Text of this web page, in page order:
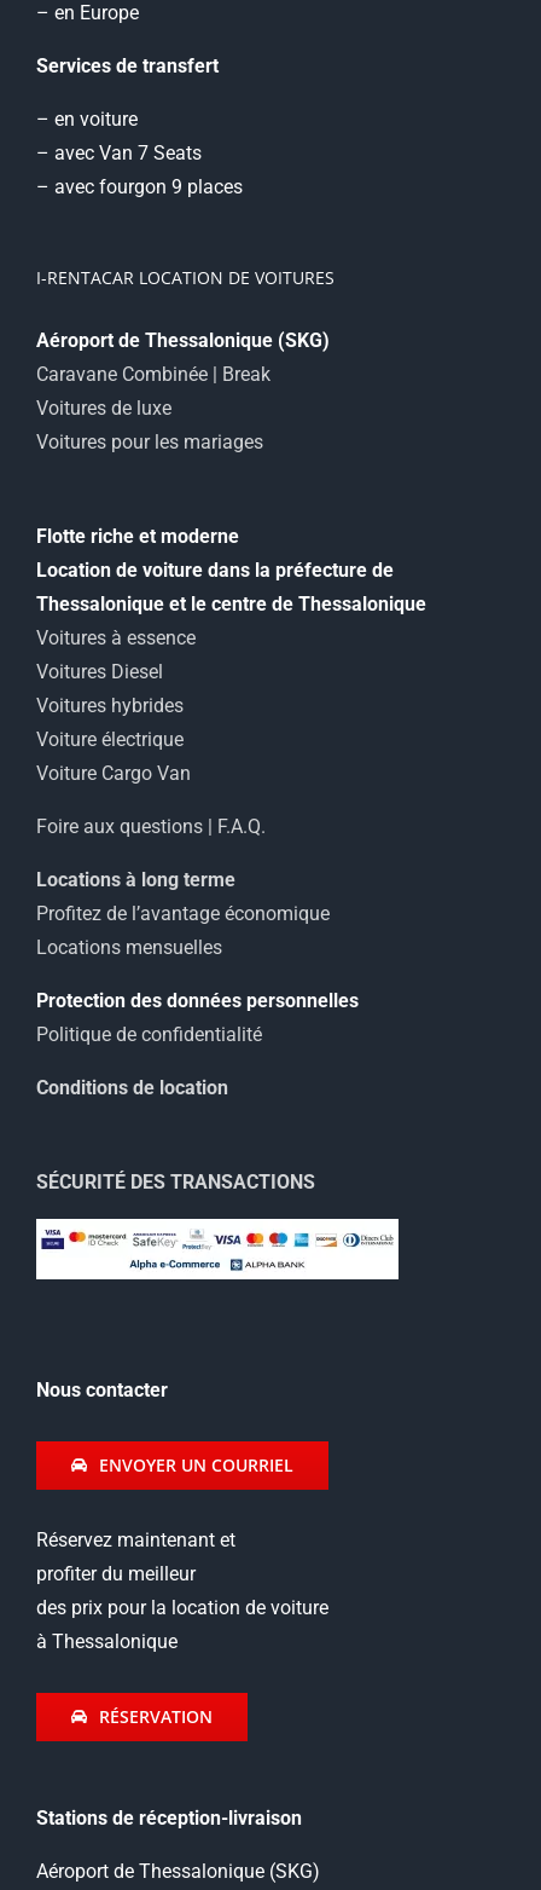
– en Europe
Services de transfert
– en voiture
– avec Van 7 Seats
– avec fourgon 9 places
I-RENTACAR LOCATION DE VOITURES
Aéroport de Thessalonique (SKG)
Caravane Combinée | Break
Voitures de luxe
Voitures pour les mariages
Flotte riche et moderne
Location de voiture dans la préfecture de
Thessalonique et le centre de Thessalonique
Voitures à essence
Voitures Diesel
Voitures hybrides
Voiture électrique
Voiture Cargo Van
Foire aux questions | F.A.Q.
Locations à long terme
Profitez de l’avantage économique
Locations mensuelles
Protection des données personnelles
Politique de confidentialité
Conditions de location
SÉCURITÉ DES TRANSACTIONS
Nous contacter
ENVOYER UN COURRIEL
Réservez maintenant et
profiter du meilleur
des prix pour la location de voiture
à Thessalonique
RÉSERVATION
Stations de réception-livraison
Aéroport de Thessalonique (SKG)